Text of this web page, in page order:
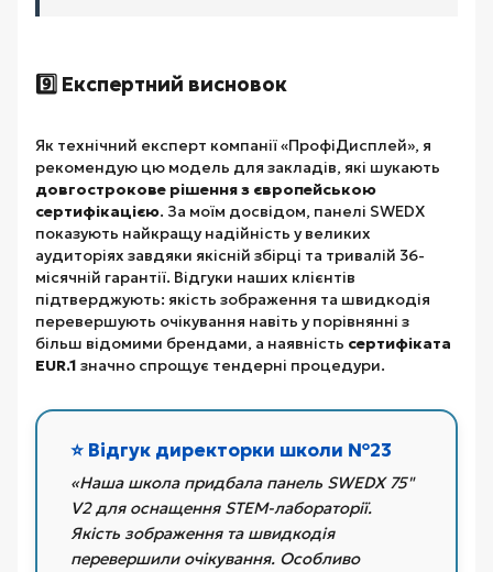
9️⃣ Експертний висновок
Як технічний експерт компанії «ПрофіДисплей», я
рекомендую цю модель для закладів, які шукають
довгострокове рішення з європейською
сертифікацією. За моїм досвідом, панелі SWEDX
показують найкращу надійність у великих
аудиторіях завдяки якісній збірці та тривалій 36-
місячній гарантії. Відгуки наших клієнтів
підтверджують: якість зображення та швидкодія
перевершують очікування навіть у порівнянні з
більш відомими брендами, а наявність сертифіката
EUR.1 значно спрощує тендерні процедури.
⭐ Відгук директорки школи №23
«Наша школа придбала панель SWEDX 75"
V2 для оснащення STEM-лабораторії.
Якість зображення та швидкодія
перевершили очікування. Особливо